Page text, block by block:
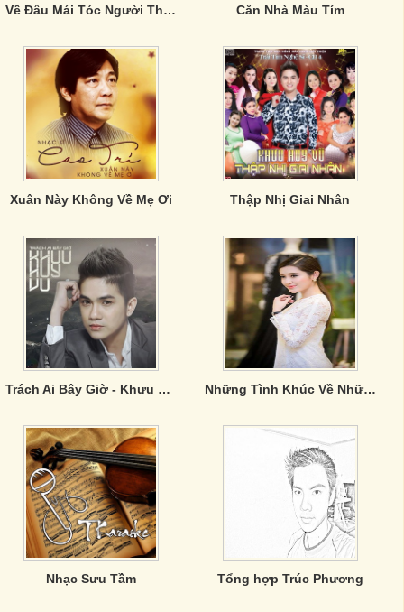
Về Đâu Mái Tóc Người Thương- Lệ Quyên & Nguyễn Hoàng Nam Căn Nhà Màu Tím
Xuân Này Không Về Mẹ Ơi Thập Nhị Giai Nhân
Trách Ai Bây Giờ - Khưu Huy Vũ Những Tình Khúc Về Những Loài Hoa
Nhạc Sưu Tầm Tổng hợp Trúc Phương